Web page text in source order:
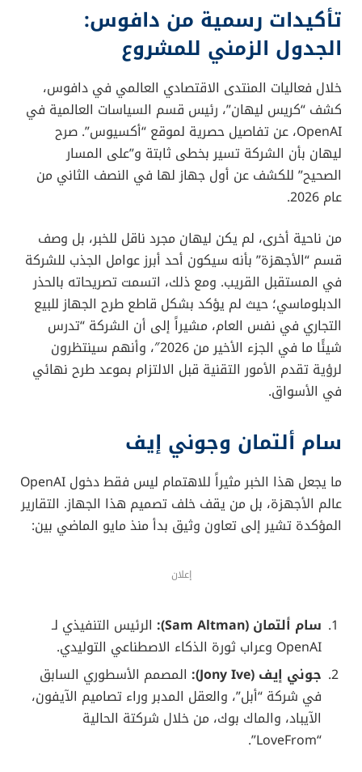
تأكيدات رسمية من دافوس:
الجدول الزمني للمشروع
خلال فعاليات المنتدى الاقتصادي العالمي في دافوس،
كشف “كريس ليهان”، رئيس قسم السياسات العالمية في
OpenAI، عن تفاصيل حصرية لموقع “أكسيوس”. صرح
ليهان بأن الشركة تسير بخطى ثابتة و”على المسار
الصحيح” للكشف عن أول جهاز لها في النصف الثاني من
عام 2026.
من ناحية أخرى، لم يكن ليهان مجرد ناقل للخبر، بل وصف
قسم “الأجهزة” بأنه سيكون أحد أبرز عوامل الجذب للشركة
في المستقبل القريب. ومع ذلك، اتسمت تصريحاته بالحذر
الدبلوماسي؛ حيث لم يؤكد بشكل قاطع طرح الجهاز للبيع
التجاري في نفس العام، مشيراً إلى أن الشركة “تدرس
شيئًا ما في الجزء الأخير من 2026″، وأنهم سينتظرون
لرؤية تقدم الأمور التقنية قبل الالتزام بموعد طرح نهائي
في الأسواق.
سام ألتمان وجوني إيف
ما يجعل هذا الخبر مثيراً للاهتمام ليس فقط دخول OpenAI
عالم الأجهزة، بل من يقف خلف تصميم هذا الجهاز. التقارير
المؤكدة تشير إلى تعاون وثيق بدأ منذ مايو الماضي بين:
إعلان
سام ألتمان (Sam Altman):
الرئيس التنفيذي لـ
OpenAI وعراب ثورة الذكاء الاصطناعي التوليدي.
جوني إيف (Jony Ive):
المصمم الأسطوري السابق
في شركة “أبل”، والعقل المدبر وراء تصاميم الآيفون،
الآيباد، والماك بوك، من خلال شركتة الحالية
“LoveFrom”.